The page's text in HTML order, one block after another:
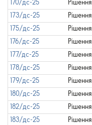
170/дс-25
Рішення
173/дс-25
Рішення
175/дс-25
Рішення
176/дс-25
Рішення
177/дс-25
Рішення
178/дс-25
Рішення
179/дс-25
Рішення
180/дс-25
Рішення
182/дс-25
Рішення
183/дс-25
Рішення